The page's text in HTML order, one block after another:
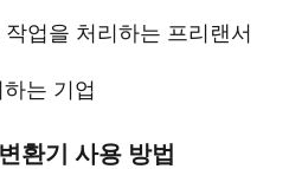
업을 처리하는 프리랜서
는 기업
환기 사용 방법